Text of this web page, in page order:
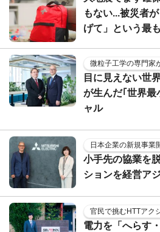
もない...被災者
げて」という最
微粒子工学の専門家
目に見えない世
が生んだ｢世界最
ャル
日本企業の新規事業
小手先の協業を
ションを経営ア
官民で挑むHTTアク
電力を「へらす